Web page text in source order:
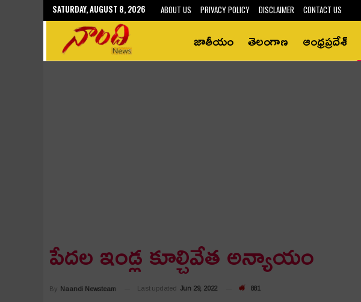
SATURDAY, AUGUST 8, 2026 ABOUT US PRIVACY POLICY DISCLAIMER CONTACT US
జాతీయం తెలంగాణ ఆంధ్రప్రదేశ్‌
పేద‌ల ఇండ్ల కూల్చివేత అన్యాయం
By Naandi Newsteam Last updated Jun 29, 2022 881